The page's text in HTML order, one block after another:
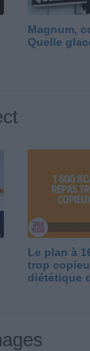
Magnum,
Quelle
Le plan à
trop
diététique